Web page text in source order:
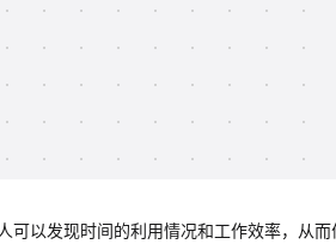
可以发现时间的利用情况和工作效率，从而